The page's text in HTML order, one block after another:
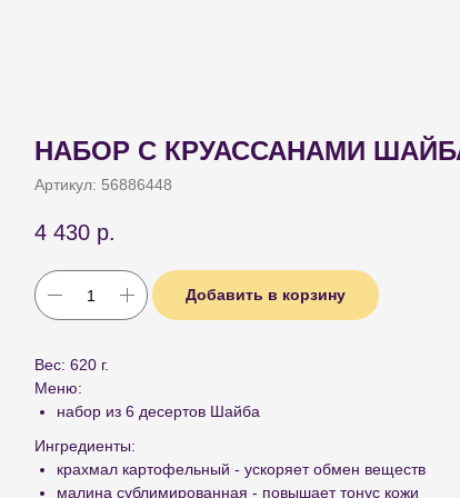
НАБОР С КРУАССАНАМИ
Артикул: 56886448
4 430 р.
Добавить в корзину
Вес: 620 г.
Меню:
набор из 6 десертов Шайба
Ингредиенты:
крахмал картофельный - ускоряет обмен веществ
малина сублимированная - повышает тонус кожи